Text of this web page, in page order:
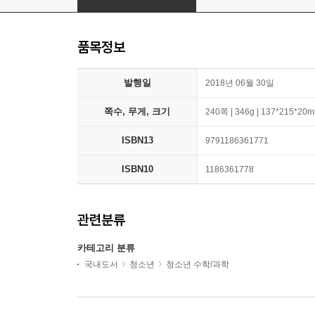
품목정보
발행일 2018년 06월 30일
쪽수, 무게, 크기 240쪽 | 346g |
ISBN13 9791186361771
ISBN10 1186361778
관련분류
카테고리 분류
국내도서 청소년 청소년 수학/과학